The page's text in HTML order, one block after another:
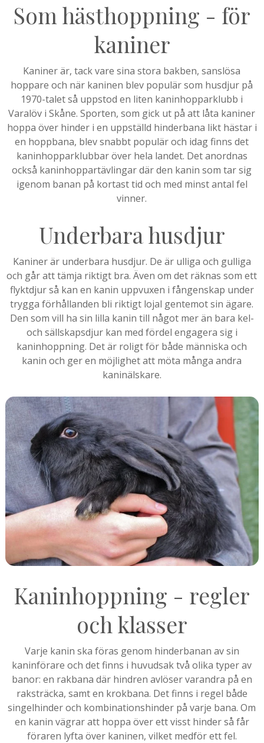
Som hästhoppning - för
kaniner
Kaniner är, tack vare sina stora bakben, sanslösa
hoppare och när kaninen blev populär som husdjur på
1970-talet så uppstod en liten kaninhopparklubb i
Varalöv i Skåne. Sporten, som gick ut på att låta kaniner
hoppa över hinder i en uppställd hinderbana likt hästar i
en hoppbana, blev snabbt populär och idag finns det
kaninhopparklubbar över hela landet. Det anordnas
också kaninhoppartävlingar där den kanin som tar sig
igenom banan på kortast tid och med minst antal fel
vinner.
Underbara husdjur
Kaniner är underbara husdjur. De är ulliga och gulliga
och går att tämja riktigt bra. Även om det räknas som ett
flyktdjur så kan en kanin uppvuxen i fångenskap under
trygga förhållanden bli riktigt lojal gentemot sin ägare.
Den som vill ha sin lilla kanin till något mer än bara kel-
och sällskapsdjur kan med fördel engagera sig i
kaninhoppning. Det är roligt för både människa och
kanin och ger en möjlighet att möta många andra
kaninälskare.
Kaninhoppning - regler
och klasser
Varje kanin ska föras genom hinderbanan av sin
kaninförare och det finns i huvudsak två olika typer av
banor: en rakbana där hindren avlöser varandra på en
raksträcka, samt en krokbana. Det finns i regel både
singelhinder och kombinationshinder på varje bana. Om
en kanin vägrar att hoppa över ett visst hinder så får
föraren lyfta över kaninen, vilket medför ett fel.